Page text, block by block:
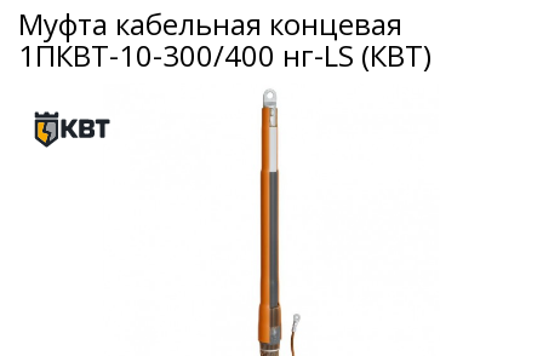
Муфта кабельная концевая
1ПКВТ-10-300/400 нг-LS (КВТ)